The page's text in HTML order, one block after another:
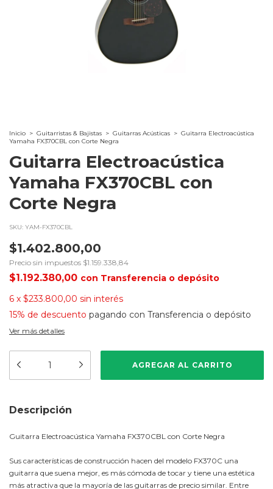
Inicio > Guitarristas & Bajistas > Guitarras Acústicas > Guitarra Electroacústica
Yamaha FX370CBL con Corte Negra
Guitarra Electroacústica
Yamaha FX370CBL con
Corte Negra
SKU: YAM-FX370CBL
$1.402.800,00
Precio sin impuestos $1.159.338,84
$1.192.380,00 con Transferencia o depósito
6 x $233.800,00 sin interés
15% de descuento pagando con Transferencia o depósito
Ver más detalles
Descripción
Guitarra Electroacústica Yamaha FX370CBL con Corte Negra
Sus características de construcción hacen del modelo FX370C una
guitarra que suena mejor, es más cómoda de tocar y tiene una estética
más atractiva que la mayoría de las guitarras de precio similar. Entre